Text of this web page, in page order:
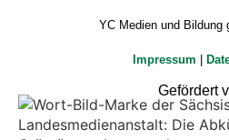
YC Medien und Bildung
Impressum
Gefördert